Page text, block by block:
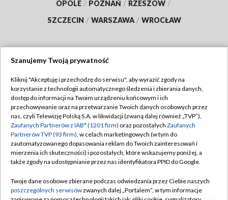
OPOLE / POZNAŃ / RZESZÓW /
SZCZECIN / WARSZAWA / WROCŁAW
TVP
Abonament TVP
Emisja w TVP
Centrum informacji TVP
Naziemna Telewizja Cyfrowa
Rada Programowa
Regulamin TVP
Polityka prywatności
Moje zgody
Pomoc
Kontakt
Szanujemy Twoją prywatność
Kliknij "Akceptuję i przechodzę do serwisu", aby wyrazić zgody na
korzystanie z technologii automatycznego śledzenia i zbierania danych,
dostęp do informacji na Twoim urządzeniu końcowym i ich
przechowywanie oraz na przetwarzanie Twoich danych osobowych przez
nas, czyli Telewizję Polską S.A. w likwidacji (zwaną dalej również „TVP”),
Zaufanych Partnerów z IAB* (1201 firm) oraz pozostałych Zaufanych
Partnerów TVP (93 firm), w celach marketingowych (w tym do
zautomatyzowanego dopasowania reklam do Twoich zainteresowań i
mierzenia ich skuteczności) i pozostałych, które wskazujemy poniżej, a
także zgody na udostępnianie przez nas identyfikatora PPID do Google.
Twoje dane osobowe zbierane podczas odwiedzania przez Ciebie naszych
poszczególnych serwisówzwanych dalej „Portalem”, w tym informacje